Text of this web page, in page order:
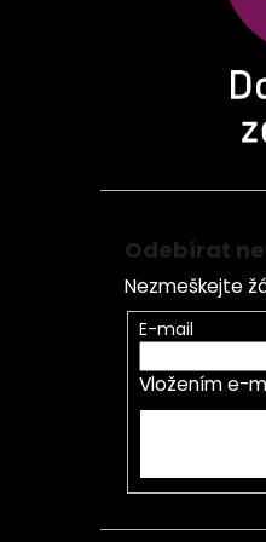
Odebírat
Nezmeškejte
E-mail
Vložením e-